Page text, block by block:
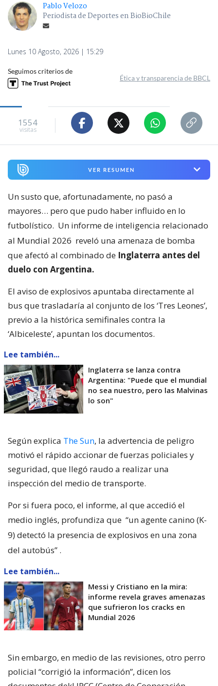
Pablo Velozo
Periodista de Deportes en BioBioChile
Lunes 10 Agosto, 2026 | 15:29
Seguimos criterios de
Ética y transparencia de BBCL
1554
visitas
VER RESUMEN
Un susto que, afortunadamente, no pasó a
mayores… pero que pudo haber influido en lo
futbolístico. Un informe de inteligencia relacionado
al Mundial 2026 reveló una amenaza de bomba
que afectó al combinado de Inglaterra antes del
duelo con Argentina.
El aviso de explosivos apuntaba directamente al
bus que trasladaría al conjunto de los ‘Tres Leones’,
previo a la histórica semifinales contra la
‘Albiceleste’, apuntan los documentos.
Lee también...
Inglaterra se lanza contra
Argentina: "Puede que el mundial
no sea nuestro, pero las Malvinas
lo son"
Según explica The Sun, la advertencia de peligro
motivó el rápido accionar de fuerzas policiales y
seguridad, que llegó raudo a realizar una
inspección del medio de transporte.
Por si fuera poco, el informe, al que accedió el
medio inglés, profundiza que “un agente canino (K-
9) detectó la presencia de explosivos en una zona
del autobús” .
Lee también...
Messi y Cristiano en la mira:
informe revela graves amenazas
que sufrieron los cracks en
Mundial 2026
Sin embargo, en medio de las revisiones, otro perro
policial “corrigió la información”, dicen los